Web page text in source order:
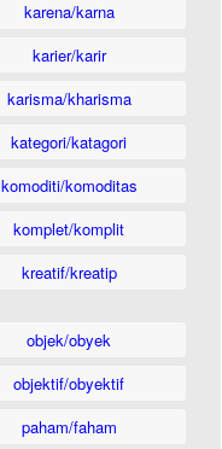
karena/karna
karier/karir
karisma/kharisma
kategori/katagori
komoditi/komoditas
komplet/komplit
kreatif/kreatip
objek/obyek
objektif/obyektif
paham/faham